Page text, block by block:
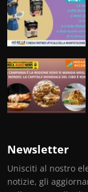
Newsletter
Unisciti al nostro
notizie, gli